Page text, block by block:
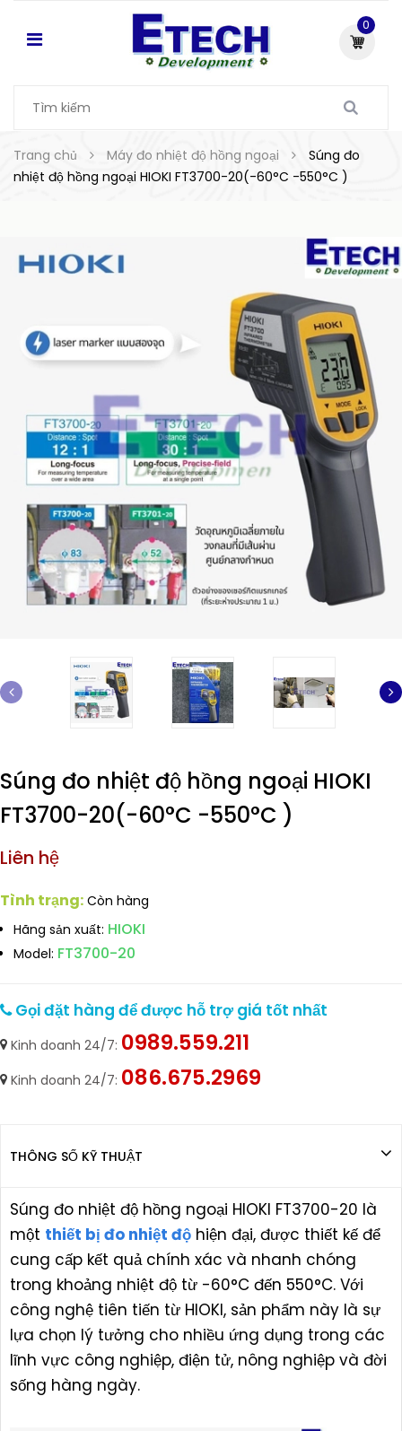
0
Trang chủ Máy đo nhiệt độ hồng ngoại
Súng đo
nhiệt độ hồng ngoại HIOKI FT3700-20(-60°C -550°C )
Súng đo nhiệt độ hồng ngoại HIOKI
FT3700-20(-60°C -550°C )
Liên hệ
Tình trạng: Còn hàng
Hãng sản xuất: HIOKI
Model: FT3700-20
Gọi đặt hàng để được hỗ trợ giá tốt nhất
Kinh doanh 24/7: 0989.559.211
Kinh doanh 24/7: 086.675.2969
THÔNG SỐ KỸ THUẬT
Súng đo nhiệt độ hồng ngoại HIOKI FT3700-20 là
một thiết bị đo nhiệt độ hiện đại, được thiết kế để
cung cấp kết quả chính xác và nhanh chóng
trong khoảng nhiệt độ từ -60°C đến 550°C. Với
công nghệ tiên tiến từ HIOKI, sản phẩm này là sự
lựa chọn lý tưởng cho nhiều ứng dụng trong các
lĩnh vực công nghiệp, điện tử, nông nghiệp và đời
sống hàng ngày.